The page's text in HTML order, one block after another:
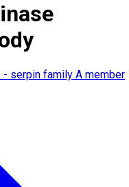
- serpin family A member